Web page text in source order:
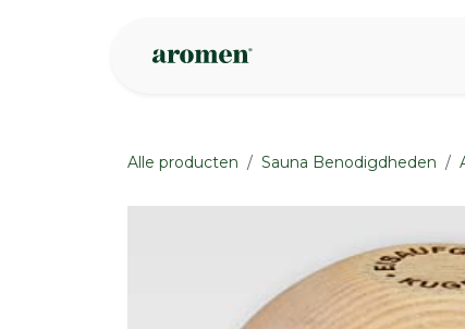
Alle producten Sauna Benodigdheden